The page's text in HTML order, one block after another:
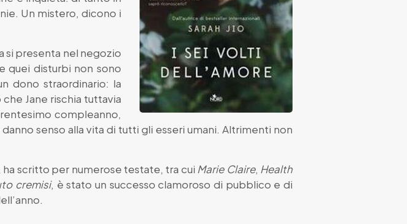
Un mistero, dicono i
si presenta nel negozio
quei disturbi non sono
dono straordinario: la
Jane rischia tuttavia
compleanno,
senso alla vita di tutti gli esseri umani. Altrimenti non
ha scritto per numerose testate, tra cui Marie Claire, Health
cremisi, è stato un successo clamoroso di pubblico e di